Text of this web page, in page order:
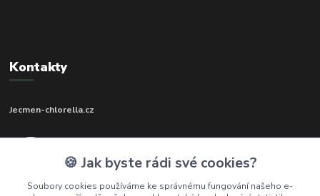
Kontakty
Jecmen-chlorella.cz
(Po-Pá, 9-17 hod.)
🍪 Jak byste rádi své cookies?
Soubory cookies používáme ke správnému fungování našeho e-